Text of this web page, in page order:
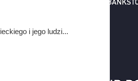
i jego ludzi...